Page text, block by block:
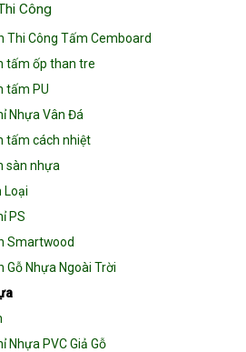
Công
Thi Công Tấm Cemboard
tấm ốp than tre
tấm PU
Nhựa Vân Đá
tấm cách nhiệt
sàn nhựa
Loại
PS
Smartwood
Gỗ Nhựa Ngoài Trời
Nhựa PVC Giả Gỗ